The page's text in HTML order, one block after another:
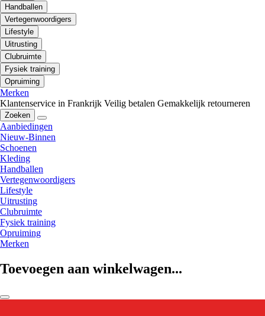
Handballen
Vertegenwoordigers
Lifestyle
Uitrusting
Clubruimte
Fysiek training
Opruiming
Merken
Klantenservice in Frankrijk Veilig betalen Gemakkelijk retourneren
Zoeken
Aanbiedingen
Nieuw-Binnen
Schoenen
Kleding
Handballen
Vertegenwoordigers
Lifestyle
Uitrusting
Clubruimte
Fysiek training
Opruiming
Merken
Toevoegen aan winkelwagen...